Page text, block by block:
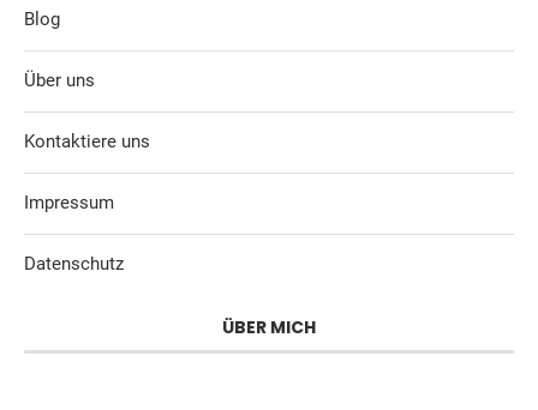
Blog
Über uns
Kontaktiere uns
Impressum
Datenschutz
ÜBER MICH